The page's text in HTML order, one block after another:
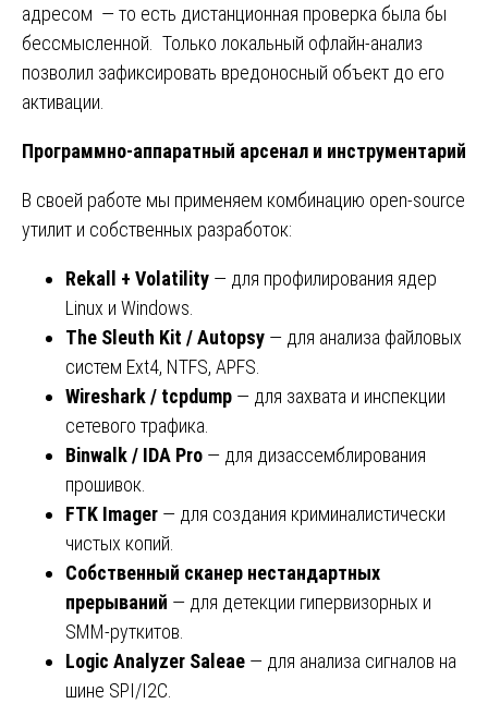
адресом — то есть дистанционная проверка была бы
бессмысленной. Только локальный офлайн-анализ
позволил зафиксировать вредоносный объект до его
активации.
Программно-аппаратный арсенал и инструментарий
В своей работе мы применяем комбинацию open-source
утилит и собственных разработок:
Rekall + Volatility — для профилирования ядер
Linux и Windows.
The Sleuth Kit / Autopsy — для анализа файловых
систем Ext4, NTFS, APFS.
Wireshark / tcpdump — для захвата и инспекции
сетевого трафика.
Binwalk / IDA Pro — для дизассемблирования
прошивок.
FTK Imager — для создания криминалистически
чистых копий.
Собственный сканер нестандартных
прерываний — для детекции гипервизорных и
SMM-руткитов.
Logic Analyzer Saleae — для анализа сигналов на
шине SPI/I2C.